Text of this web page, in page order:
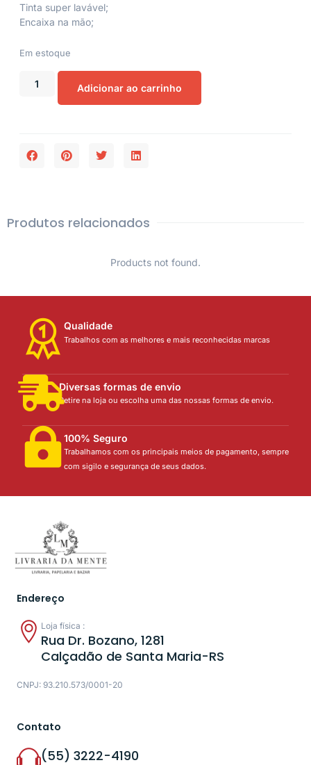
Tinta super lavável;
Encaixa na mão;
Em estoque
Adicionar ao carrinho
Produtos relacionados
Products not found.
Qualidade
Trabalhos com as melhores e mais reconhecidas marcas
Diversas formas de envio
Retire na loja ou escolha uma das nossas formas de envio.
100% Seguro
Trabalhamos com os principais meios de pagamento, sempre
com sigilo e segurança de seus dados.
Endereço
Loja física :
Rua Dr. Bozano, 1281
Calçadão de Santa Maria-RS
CNPJ: 93.210.573/0001-20
Contato
(55) 3222-4190